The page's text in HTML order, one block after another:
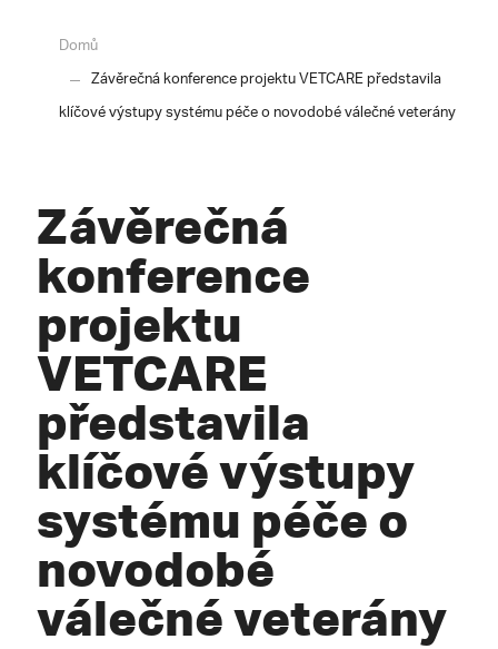
Domů
Závěrečná konference projektu VETCARE představila
klíčové výstupy systému péče o novodobé válečné veterány
Závěrečná
konference
projektu
VETCARE
představila
klíčové výstupy
systému péče o
novodobé
válečné veterány